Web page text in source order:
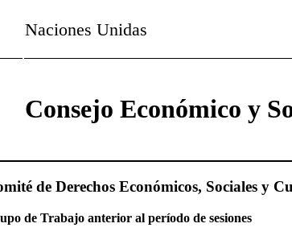
Naciones Unidas
Consejo Económico y
de Derechos Económicos, Sociales y
de Trabajo anterior al período de sesiones